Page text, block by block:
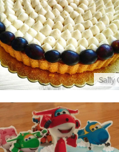
Sally
פאי קרם פטיסייר וחלווה
פרטים נוספים